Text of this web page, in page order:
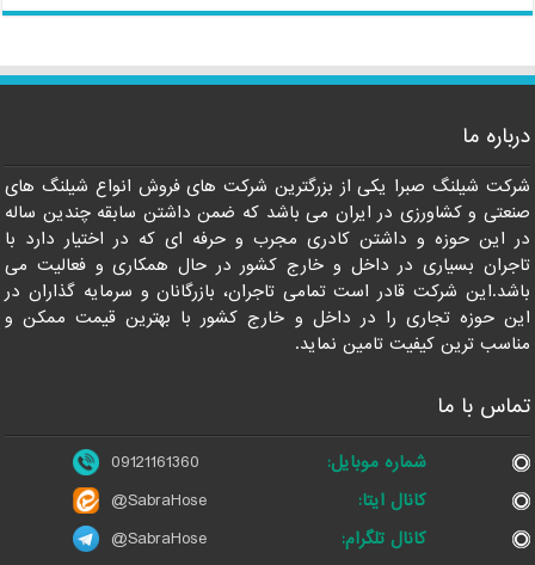
درباره ما
شرکت شیلنگ صبرا یکی از بزرگترین شرکت های فروش انواع شیلنگ های
صنعتی و کشاورزی در ایران می باشد که ضمن داشتن سابقه چندین ساله
در این حوزه و داشتن کادری مجرب و حرفه ای که در اختیار دارد با
تاجران بسیاری در داخل و خارج کشور در حال همکاری و فعالیت می
باشد.این شرکت قادر است تمامی تاجران، بازرگانان و سرمایه گذاران در
این حوزه تجاری را در داخل و خارج کشور با بهترین قیمت ممکن و
مناسب ترین کیفیت تامین نماید.
تماس با ما
شماره موبایل:
09121161360
کانال ایتا:
@SabraHose
کانال تلگرام:
@SabraHose
09121161360